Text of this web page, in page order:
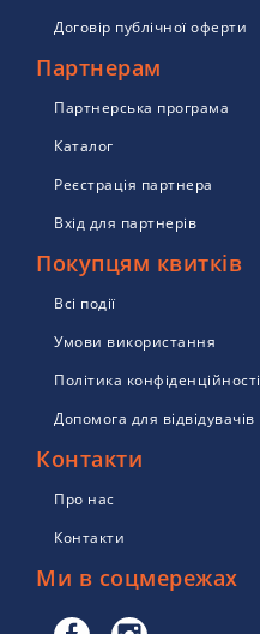
Договір публічної оферти
Партнерам
Партнерська програма
Каталог
Реєстрація партнера
Вхід для партнерів
Покупцям квитків
Всі події
Умови використання
Політика конфіденційності
Допомога для відвідувачів
Контакти
Про нас
Контакти
Ми в соцмережах